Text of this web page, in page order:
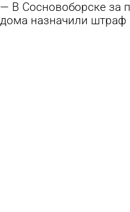
В Сосновоборске за
дома назначили штраф